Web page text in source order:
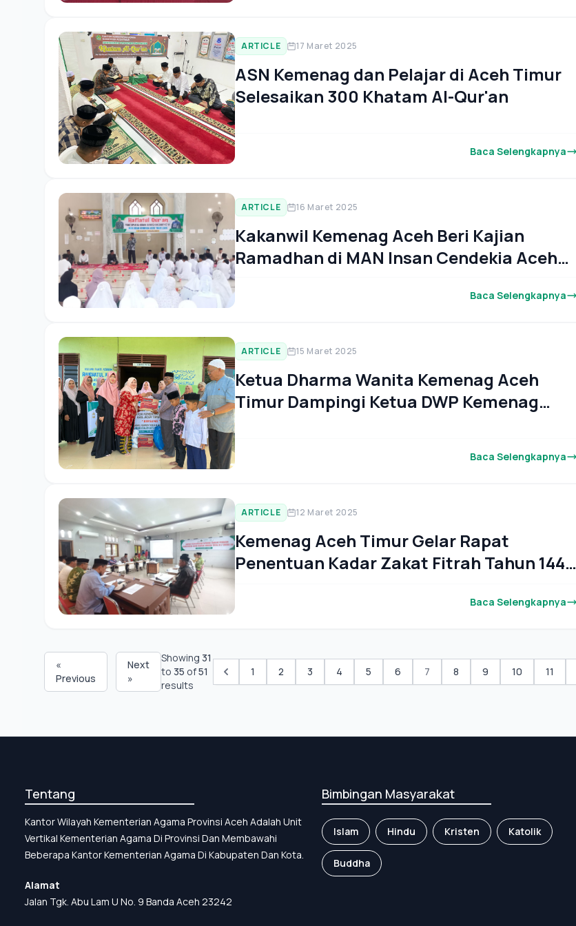
ARTICLE 17 Maret 2025
ASN Kemenag dan Pelajar di Aceh Timur
Selesaikan 300 Khatam Al-Qur'an
Baca Selengkapnya
ARTICLE 16 Maret 2025
Kakanwil Kemenag Aceh Beri Kajian
Ramadhan di MAN Insan Cendekia Aceh
Baca Selengkapnya
ARTICLE 15 Maret 2025
Ketua Dharma Wanita Kemenag Aceh
Timur Dampingi Ketua DWP Kemenag
Baca Selengkapnya
ARTICLE 12 Maret 2025
Kemenag Aceh Timur Gelar Rapat
Penentuan Kadar Zakat Fitrah Tahun 1446
Baca Selengkapnya
«
Previous
Next
»
Showing 31
to 35 of51
results
1 2 3 4 5 6 7 8 9 10 11
Tentang
Kantor Wilayah Kementerian Agama Provinsi Aceh Adalah Unit
Vertikal Kementerian Agama Di Provinsi Dan Membawahi
Beberapa Kantor Kementerian Agama Di Kabupaten Dan Kota.
Alamat
Jalan Tgk. Abu Lam U No. 9 Banda Aceh 23242
Bimbingan Masyarakat
Islam Hindu Kristen Katolik
Buddha